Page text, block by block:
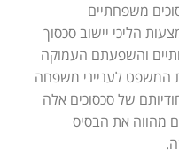
משפחתיים
הליכי יישוב סכסוך
והשפעתם העמוקה
המשפט לענייני משפחה
של סכסוכים אלה
מהווה את הבסיס